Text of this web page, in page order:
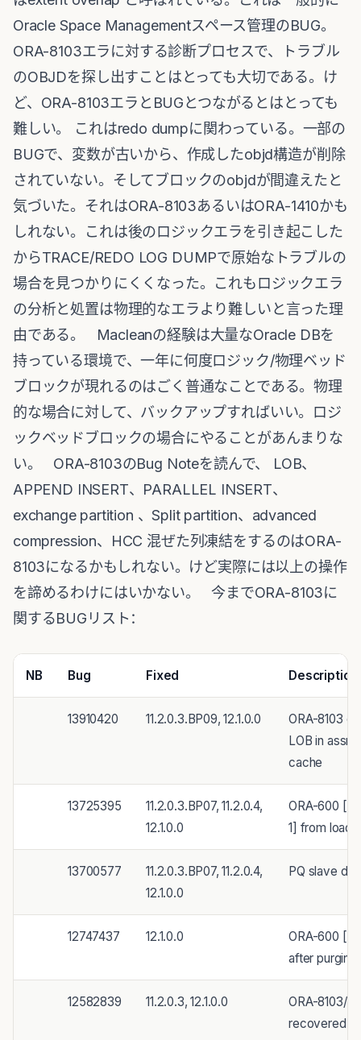
Oracle Space Managementスペース管理のBUG。
ORA-8103エラに対する診断プロセスで、トラブル
のOBJDを探し出すことはとっても大切である。け
ど、ORA-8103エラとBUGとつながるとはとっても
難しい。 これはredo dumpに関わっている。一部の
BUGで、変数が古いから、作成したobjd構造が削除
されていない。そしてブロックのobjdが間違えたと
気づいた。それはORA-8103あるいはORA-1410かも
しれない。これは後のロジックエラを引き起こした
からTRACE/REDO LOG DUMPで原始なトラブルの
場合を見つかりにくくなった。これもロジックエラ
の分析と処置は物理的なエラより難しいと言った理
由である。 Macleanの経験は大量なOracle DBを
持っている環境で、一年に何度ロジック/物理ベッド
ブロックが現れるのはごく普通なことである。物理
的な場合に対して、バックアップすればいい。ロジ
ックベッドブロックの場合にやることがあんまりな
い。 ORA-8103のBug Noteを読んで、 LOB、
APPEND INSERT、PARALLEL INSERT、
exchange partition 、Split partition、advanced
compression、HCC 混ぜた列凍結をするのはORA-
8103になるかもしれない。けど実際には以上の操作
を諦めるわけにはいかない。 今までORA-8103に
関するBUGリスト：
NB Bug Fixed Description
13910420 11.2.0.3.BP09, 12.1.0.0
ORA-8103
LOB in
cache
13725395
11.2.0.3.BP07, 11.2.0.4,
12.1.0.0
ORA-600
1] from load
13700577
11.2.0.3.BP07, 11.2.0.4,
12.1.0.0
PQ slave
12747437 12.1.0.0
ORA-600
after purging
12582839 11.2.0.3, 12.1.0.0
ORA-8103/
recovered